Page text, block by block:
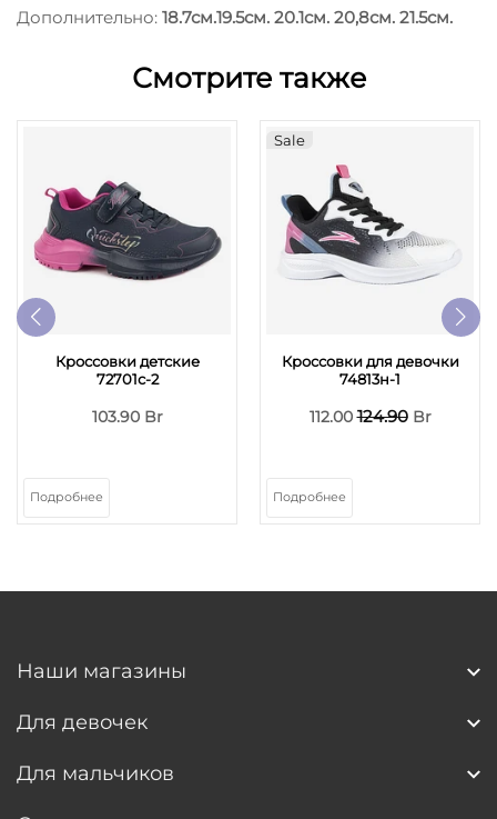
Дополнительно: 18.7см.19.5см. 20.1см. 20,8см. 21.5см.
Смотрите также
Кроссовки детские
72701с-2
103.90 Br
Подробнее
Sale
Кроссовки для девочки
74813н-1
112.00124.90Br
Подробнее
Наши магазины
Для девочек
Для мальчиков